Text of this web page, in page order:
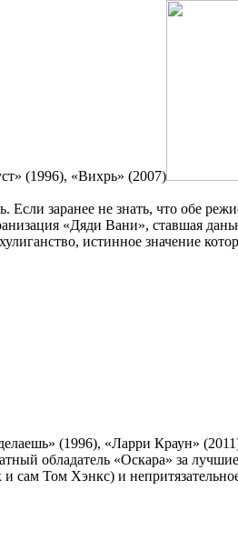
(1996), «Вихрь» (2007)
заранее не знать, что обе
«Дяди Вани», ставшая
истинное значение
(1996), «Ларри Краун»
обладатель «Оскара» за
и сам Том Хэнкс) и